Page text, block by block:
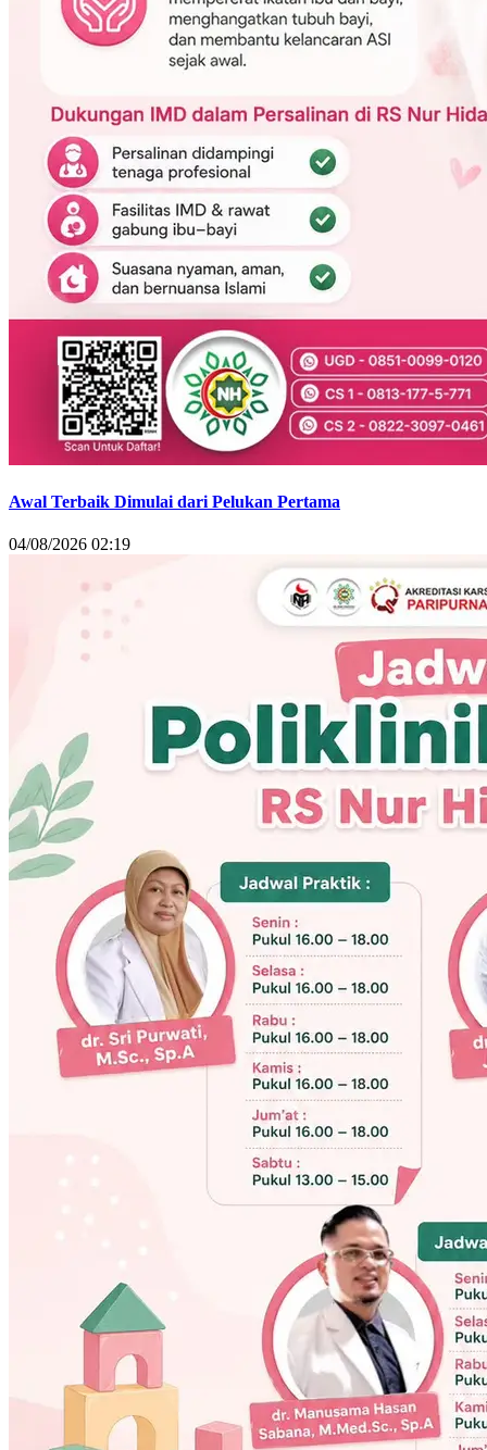
Awal Terbaik Dimulai dari Pelukan Pertama
04/08/2026 02:19